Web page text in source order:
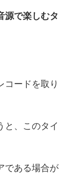
源で楽しむタ
コードを取り
と、このタイ
である場合が